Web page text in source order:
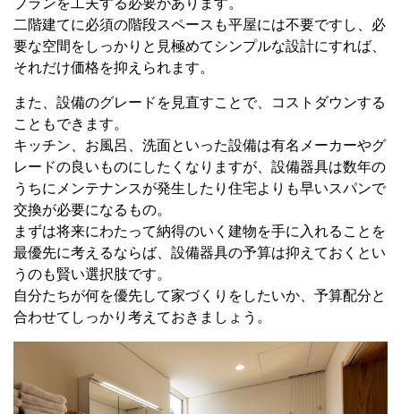
二階建てに必須の階段スペースも平屋には不要ですし、必
要な空間をしっかりと見極めてシンプルな設計にすれば、
それだけ価格を抑えられます。
また、設備のグレードを見直すことで、コストダウンする
こともできます。
キッチン、お風呂、洗面といった設備は有名メーカーやグ
レードの良いものにしたくなりますが、設備器具は数年の
うちにメンテナンスが発生したり住宅よりも早いスパンで
交換が必要になるもの。
まずは将来にわたって納得のいく建物を手に入れることを
最優先に考えるならば、設備器具の予算は抑えておくとい
うのも賢い選択肢です。
自分たちが何を優先して家づくりをしたいか、予算配分と
合わせてしっかり考えておきましょう。